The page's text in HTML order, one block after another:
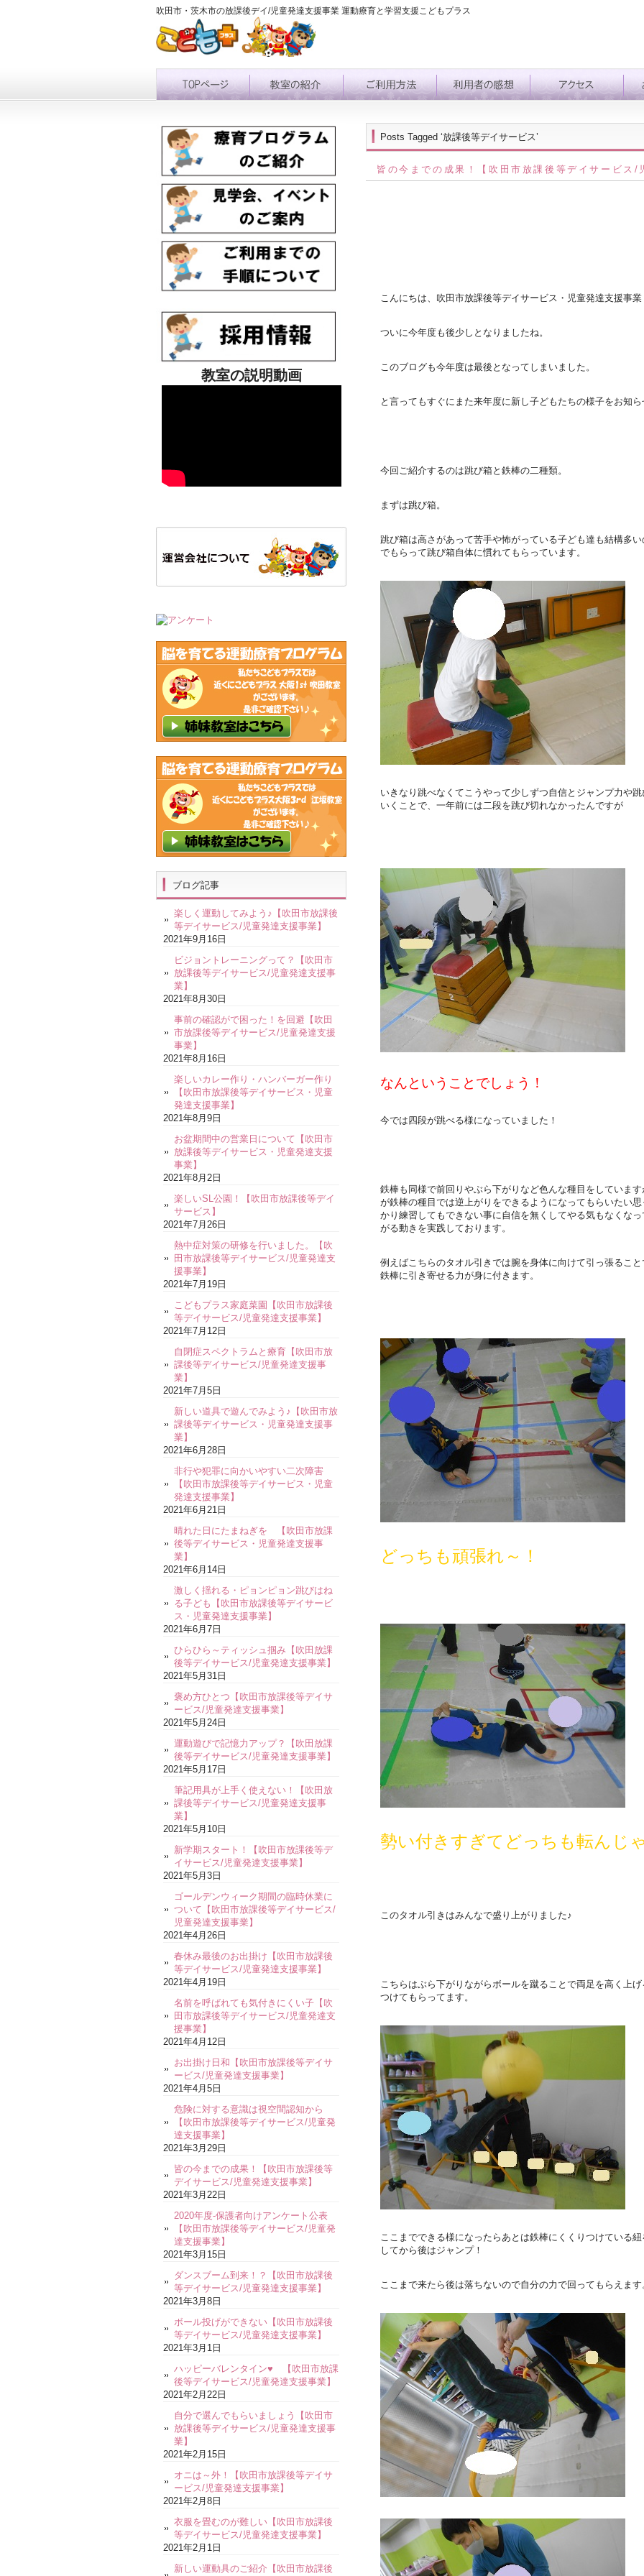
吹田市・茨木市の放課後デイ/児童発達支援事業 運動療育と学習支援こどもプラス
Posts Tagged ‘放課後等デイサービス’
皆の今までの成果！【吹田市放課後等デイサービス/
こんにちは、吹田市放課後等デイサービス・児童発達支援事
ついに今年度も後少しとなりましたね。
このブログも今年度は最後となってしまいました。
と言ってもすぐにまた来年度に新し子どもたちの様子をお知
今回ご紹介するのは跳び箱と鉄棒の二種類。
まずは跳び箱。
跳び箱は高さがあって苦手や怖がっている子ども達も結構多
でもらって跳び箱自体に慣れてもらっています。
いきなり跳べなくてこうやって少しずつ自信とジャンプ力や
いくことで、一年前には二段を跳び切れなかったんですが
なんということでしょう！
今では四段が跳べる様になっていました！
鉄棒も同様で前回りやぶら下がりなど色んな種目をしていま
が鉄棒の種目では逆上がりをできるようになってもらいたい
かり練習してもできない事に自信を無くしてやる気もなくな
がる動きを実践しております。
例えばこちらのタオル引きでは腕を身体に向けて引っ張るこ
鉄棒に引き寄せる力が身に付きます。
どっちも頑張れ～！
勢い付きすぎてどっちも転んじ
このタオル引きはみんなで盛り上がりました♪
こちらはぶら下がりながらボールを蹴ることで両足を高く上
つけてもらってます。
ここまでできる様になったらあとは鉄棒にくくりつけている
してから後はジャンプ！
ここまで来たら後は落ちないので自分の力で回ってもらえます
教室の説明動画
ブログ記事
楽しく運動してみよう♪【吹田市放課後
等デイサービス/児童発達支援事業】
2021年9月16日
ビジョントレーニングって？【吹田市
放課後等デイサービス/児童発達支援事
業】
2021年8月30日
事前の確認がで困った！を回避【吹田
市放課後等デイサービス/児童発達支援
事業】
2021年8月16日
楽しいカレー作り・ハンバーガー作り
【吹田市放課後等デイサービス・児童
発達支援事業】
2021年8月9日
お盆期間中の営業日について【吹田市
放課後等デイサービス・児童発達支援
事業】
2021年8月2日
楽しいSL公園！【吹田市放課後等デイ
サービス】
2021年7月26日
熱中症対策の研修を行いました。【吹
田市放課後等デイサービス/児童発達支
援事業】
2021年7月19日
こどもプラス家庭菜園【吹田市放課後
等デイサービス/児童発達支援事業】
2021年7月12日
自閉症スペクトラムと療育【吹田市放
課後等デイサービス/児童発達支援事
業】
2021年7月5日
新しい道具で遊んでみよう♪【吹田市放
課後等デイサービス・児童発達支援事
業】
2021年6月28日
非行や犯罪に向かいやすい二次障害
【吹田市放課後等デイサービス・児童
発達支援事業】
2021年6月21日
晴れた日にたまねぎを 【吹田市放課
後等デイサービス・児童発達支援事
業】
2021年6月14日
激しく揺れる・ピョンピョン跳びはね
る子ども【吹田市放課後等デイサービ
ス・児童発達支援事業】
2021年6月7日
ひらひら～ティッシュ掴み【吹田放課
後等デイサービス/児童発達支援事業】
2021年5月31日
褒め方ひとつ【吹田市放課後等デイサ
ービス/児童発達支援事業】
2021年5月24日
運動遊びで記憶力アップ？【吹田放課
後等デイサービス/児童発達支援事業】
2021年5月17日
筆記用具が上手く使えない！【吹田放
課後等デイサービス/児童発達支援事
業】
2021年5月10日
新学期スタート！【吹田市放課後等デ
イサービス/児童発達支援事業】
2021年5月3日
ゴールデンウィーク期間の臨時休業に
ついて【吹田市放課後等デイサービス/
児童発達支援事業】
2021年4月26日
春休み最後のお出掛け【吹田市放課後
等デイサービス/児童発達支援事業】
2021年4月19日
名前を呼ばれても気付きにくい子【吹
田市放課後等デイサービス/児童発達支
援事業】
2021年4月12日
お出掛け日和【吹田市放課後等デイサ
ービス/児童発達支援事業】
2021年4月5日
危険に対する意識は視空間認知から
【吹田市放課後等デイサービス/児童発
達支援事業】
2021年3月29日
皆の今までの成果！【吹田市放課後等
デイサービス/児童発達支援事業】
2021年3月22日
2020年度-保護者向けアンケート公表
【吹田市放課後等デイサービス/児童発
達支援事業】
2021年3月15日
ダンスブーム到来！？【吹田市放課後
等デイサービス/児童発達支援事業】
2021年3月8日
ボール投げができない【吹田市放課後
等デイサービス/児童発達支援事業】
2021年3月1日
ハッピーバレンタイン♥ 【吹田市放課
後等デイサービス/児童発達支援事業】
2021年2月22日
自分で選んでもらいましょう【吹田市
放課後等デイサービス/児童発達支援事
業】
2021年2月15日
オニは～外！【吹田市放課後等デイサ
ービス/児童発達支援事業】
2021年2月8日
衣服を畳むのが難しい【吹田市放課後
等デイサービス/児童発達支援事業】
2021年2月1日
新しい運動具のご紹介【吹田市放課後